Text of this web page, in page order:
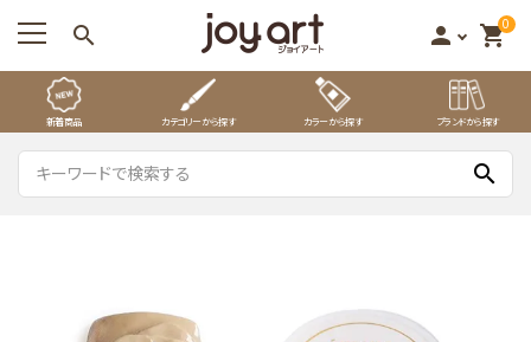
search person 0
shopping_cart
新着商品 カテゴリーから探す カラーから探す ブランドから探す
search